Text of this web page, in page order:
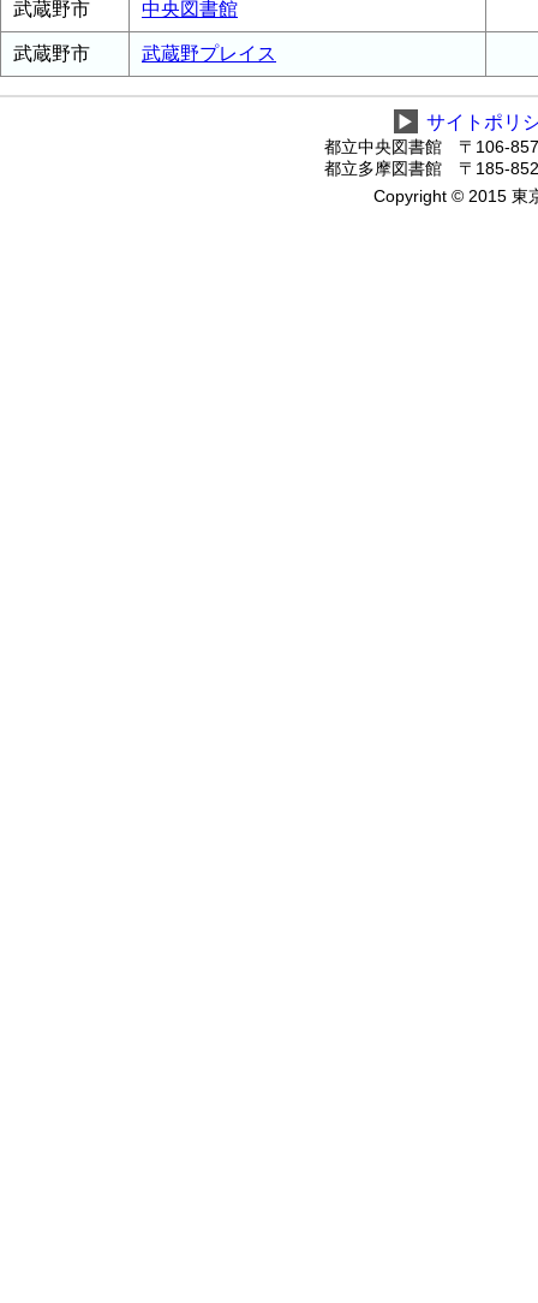
武蔵野市 中央図書館
武蔵野市 武蔵野プレイス
▶ サイトポリ
都立中央図書館 〒106-
都立多摩図書館 〒185-
Copyright © 2015 東